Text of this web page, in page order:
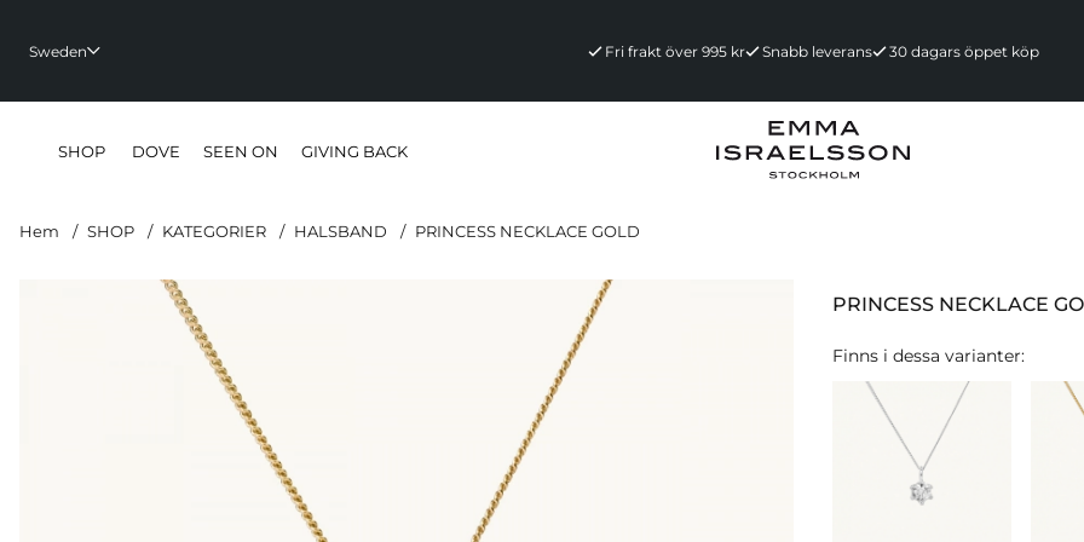
Sweden Fri frakt över 995 kr Snabb leverans 30 dagars öppet köp
SHOP DOVE SEEN ON GIVING BACK
Hem SHOP KATEGORIER HALSBAND PRINCESS NECKLACE GOLD
PRINCESS NECKLACE
Finns i dessa varianter: